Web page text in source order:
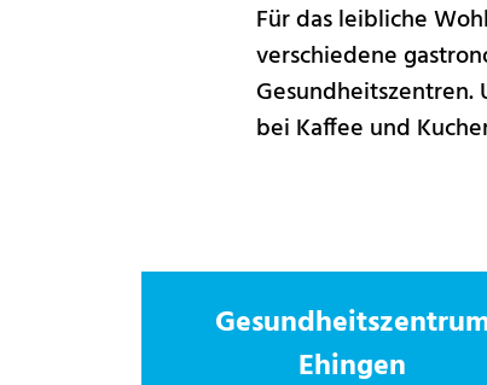
Für das leibliche
verschiedene
Gesundheitszentren.
bei Kaffee und
Ehingen